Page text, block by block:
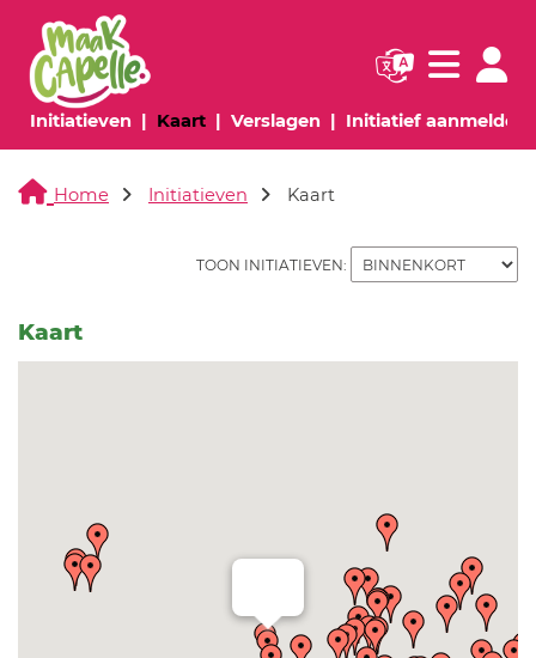
Initiatieven(huidige pagina)
Kaart(huidige pagina)
Verslagen(huidige pagina)
Initiatief aanmelden
Navigatie
Home Initiatieven Kaart
TOON INITIATIEVEN:
Kaart